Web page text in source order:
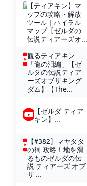
【ティアキン】マ
ップの攻略・解放
ツール｜ハイラル
マップ【ゼルダの
伝説ティアーズオ...
観るティアキン
「龍の泪編」【ゼ
ルダの伝説ティア
ーズオブザキング
ダム】【The...
【ゼルダ ティア
キン】...
【#382】マヤタタ
の祠 攻略！地を滑
るものゼルダの伝
説 ティアーズ オブ
ザ ...